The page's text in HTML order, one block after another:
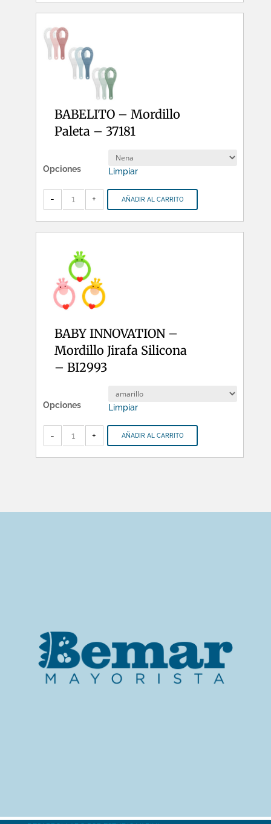
BI1224
BABELITO – Mordillo
Paleta – 37181
Opciones Limpiar
-
BABELITO
Mordillo
cantidad
+ AÑADIR AL CARRITO
BABY INNOVATION –
Mordillo Jirafa Silicona
– BI2993
Opciones Limpiar
-
BABY
INNOVATION
-
+ AÑADIR AL CARRITO